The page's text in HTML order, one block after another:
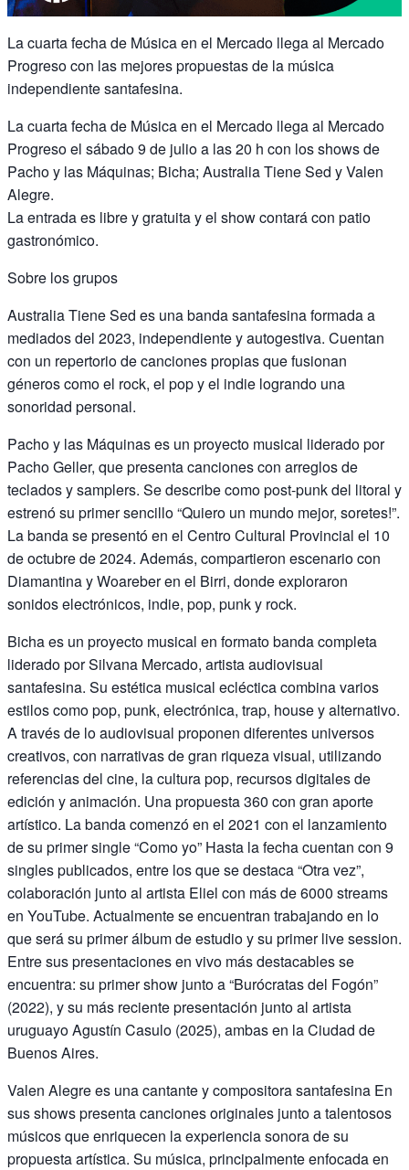
La cuarta fecha de Música en el Mercado llega al Mercado
Progreso con las mejores propuestas de la música
independiente santafesina.
La cuarta fecha de Música en el Mercado llega al Mercado
Progreso el sábado 9 de julio a las 20 h con los shows de
Pacho y las Máquinas; Bicha; Australia Tiene Sed y Valen
Alegre.
La entrada es libre y gratuita y el show contará con patio
gastronómico.
Sobre los grupos
Australia Tiene Sed es una banda santafesina formada a
mediados del 2023, independiente y autogestiva. Cuentan
con un repertorio de canciones propias que fusionan
géneros como el rock, el pop y el indie logrando una
sonoridad personal.
Pacho y las Máquinas es un proyecto musical liderado por
Pacho Geller, que presenta canciones con arreglos de
teclados y samplers. Se describe como post-punk del litoral y
estrenó su primer sencillo “Quiero un mundo mejor, soretes!”.
La banda se presentó en el Centro Cultural Provincial el 10
de octubre de 2024. Además, compartieron escenario con
Diamantina y Woareber en el Birri, donde exploraron
sonidos electrónicos, indie, pop, punk y rock.
Bicha es un proyecto musical en formato banda completa
liderado por Silvana Mercado, artista audiovisual
santafesina. Su estética musical ecléctica combina varios
estilos como pop, punk, electrónica, trap, house y alternativo.
A través de lo audiovisual proponen diferentes universos
creativos, con narrativas de gran riqueza visual, utilizando
referencias del cine, la cultura pop, recursos digitales de
edición y animación. Una propuesta 360 con gran aporte
artístico. La banda comenzó en el 2021 con el lanzamiento
de su primer single “Como yo” Hasta la fecha cuentan con 9
singles publicados, entre los que se destaca “Otra vez”,
colaboración junto al artista Eliel con más de 6000 streams
en YouTube. Actualmente se encuentran trabajando en lo
que será su primer álbum de estudio y su primer live session.
Entre sus presentaciones en vivo más destacables se
encuentra: su primer show junto a “Burócratas del Fogón”
(2022), y su más reciente presentación junto al artista
uruguayo Agustín Casulo (2025), ambas en la Ciudad de
Buenos Aires.
Valen Alegre es una cantante y compositora santafesina En
sus shows presenta canciones originales junto a talentosos
músicos que enriquecen la experiencia sonora de su
propuesta artística. Su música, principalmente enfocada en